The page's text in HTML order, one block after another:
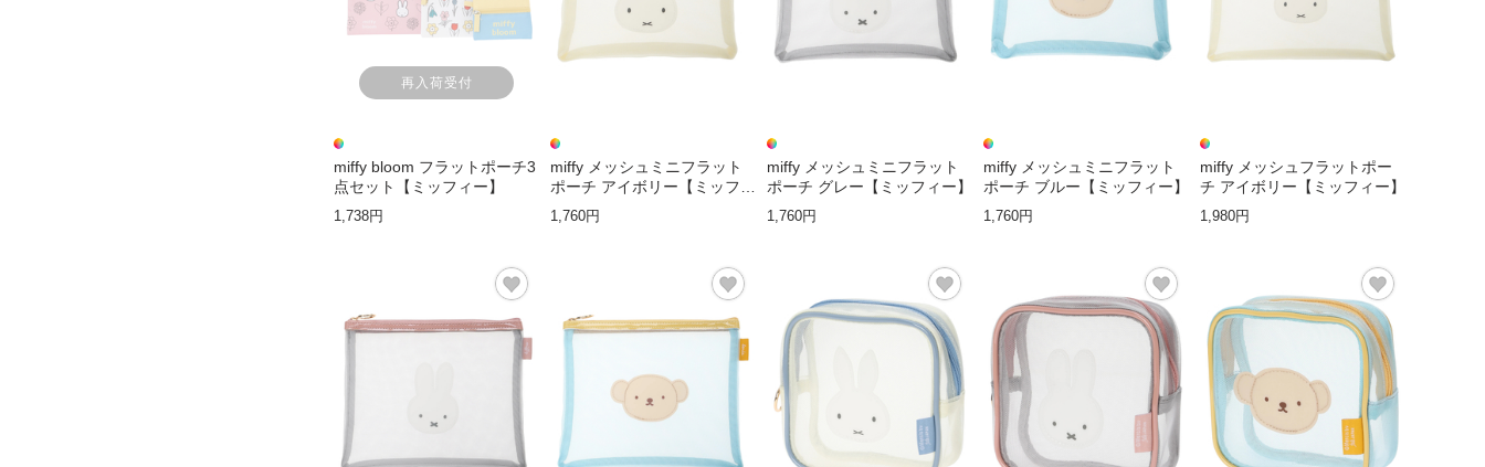
再入荷受付
miffy bloom フラットポーチ3
点セット【ミッフィー】
1,738円
miffy メッシュミニフラット
ポーチ アイボリー【ミッフィ
ー】
1,760円
miffy メッシュミニフラット
ポーチ グレー【ミッフィー】
1,760円
miffy メッシュミニフラット
ポーチ ブルー【ミッフィー】
1,760円
miffy メッシュフラットポー
チ アイボリー【ミッフィー】
1,980円